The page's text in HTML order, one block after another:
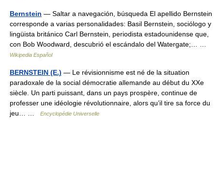
Bernstein — Saltar a navegación, búsqueda El apellido Bernstein
corresponde a varias personalidades: Basil Bernstein, sociólogo y
lingüista británico Carl Bernstein, periodista estadounidense que,
con Bob Woodward, descubrió el escándalo del Watergate;… …
Wikipedia Español
BERNSTEIN (E.) — Le révisionnisme est né de la situation
paradoxale de la social démocratie allemande au début du XXe
siècle. Un parti puissant, dans un pays prospère, continue de
professer une idéologie révolutionnaire, alors qu’il tire sa force du
jeu… …
Encyclopédie Universelle